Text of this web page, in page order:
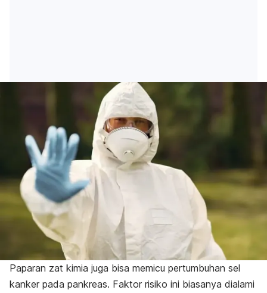
Paparan zat kimia juga bisa memicu pertumbuhan sel
kanker pada pankreas. Faktor risiko ini biasanya dialami